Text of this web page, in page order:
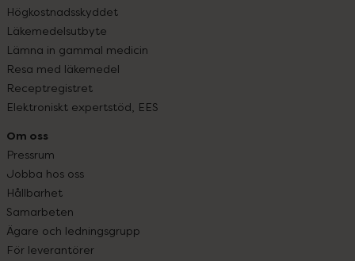
Högkostnadsskyddet
Läkemedelsutbyte
Lämna in gammal medicin
Resa med läkemedel
Receptregistret
Elektroniskt expertstöd, EES
Om oss
Pressrum
Jobba hos oss
Hållbarhet
Samarbeten
Ägare och ledningsgrupp
För leverantörer